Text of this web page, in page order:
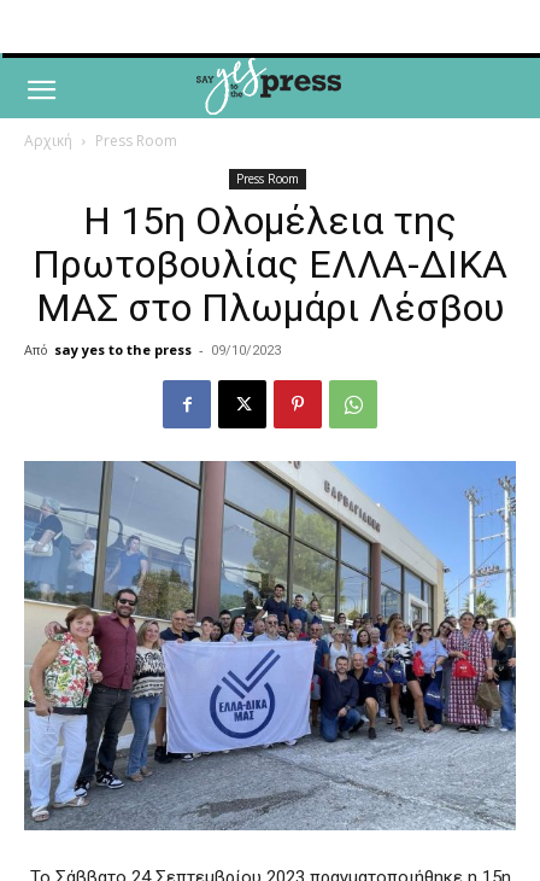
Αρχική Press Room
Press Room
Η 15η Ολομέλεια της
Πρωτοβουλίας ΕΛΛΑ-ΔΙΚΑ
ΜΑΣ στο Πλωμάρι Λέσβου
Από say yes to the press - 09/10/2023